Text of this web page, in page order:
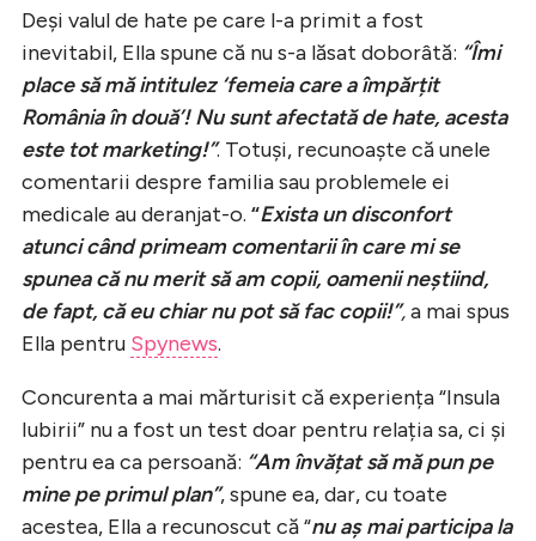
Deși valul de hate pe care l-a primit a fost
inevitabil, Ella spune că nu s-a lăsat doborâtă: “Îmi
place să mă intitulez ‘femeia care a împărțit
România în două’! Nu sunt afectată de hate, acesta
este tot marketing!”. Totuși, recunoaște că unele
comentarii despre familia sau problemele ei
medicale au deranjat-o. “Exista un disconfort
atunci când primeam comentarii în care mi se
spunea că nu merit să am copii, oamenii neștiind,
de fapt, că eu chiar nu pot să fac copii!”,a mai spus
Ella pentru Spynews.
Concurenta a mai mărturisit că experiența “Insula
Iubirii” nu a fost un test doar pentru relația sa, ci și
pentru ea ca persoană: “Am învățat să mă pun pe
mine pe primul plan”, spune ea, dar, cu toate
acestea, Ella a recunoscut că “nu aș mai participa la